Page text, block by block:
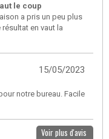
le coup
a pris un peu plus
en vaut la
15/05/2023
notre bureau. Facile
Voir plus d'avis